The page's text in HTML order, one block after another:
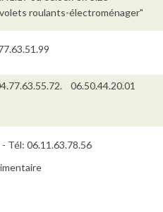
roulants-électroménager"
06.50.44.20.01
Tél: 06.11.63.78.56